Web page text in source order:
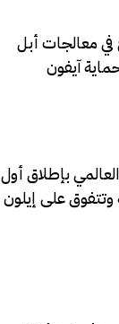
في معالجات أبل
آيفون
بإطلاق أول
على إيلون